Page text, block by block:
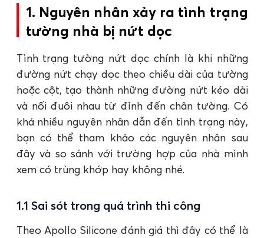
1. Nguyên nhân xảy ra tình trạng
tường nhà bị nứt dọc
Tình trạng tường nứt dọc chính là khi những
đường nứt chạy dọc theo chiều dài của tường
hoặc cột, tạo thành những đường nứt kéo dài
và nối đuôi nhau từ đỉnh đến chân tường. Có
khá nhiều nguyên nhân dẫn đến tình trạng này,
bạn có thể tham khảo các nguyên nhân sau
đây và so sánh với trường hợp của nhà mình
xem có trùng khớp hay không nhé.
1.1 Sai sót trong quá trình thi công
Theo Apollo Silicone đánh giá thì đây có thể là